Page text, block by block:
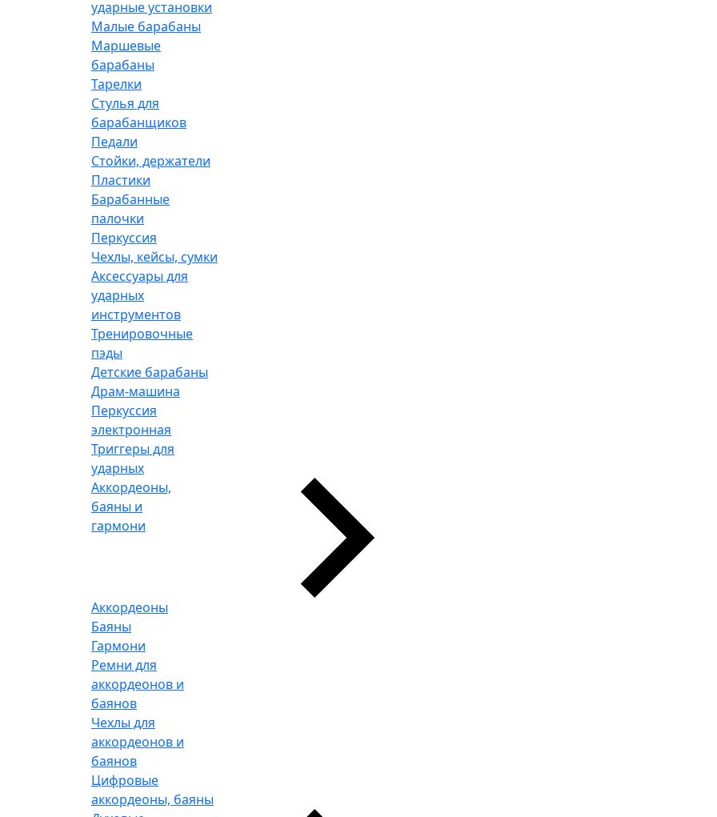
ударные установки
Малые барабаны
Маршевые
барабаны
Тарелки
Стулья для
барабанщиков
Педали
Стойки, держатели
Пластики
Барабанные
палочки
Перкуссия
Чехлы, кейсы, сумки
Аксессуары для
ударных
инструментов
Тренировочные
пэды
Детские барабаны
Драм-машина
Перкуссия
электронная
Триггеры для
ударных
Аккордеоны,
баяны и
гармони
Аккордеоны
Баяны
Гармони
Ремни для
аккордеонов и
баянов
Чехлы для
аккордеонов и
баянов
Цифровые
аккордеоны, баяны